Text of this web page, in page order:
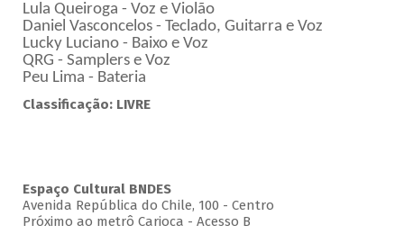
Lula Queiroga - Voz e Violão
Daniel Vasconcelos - Teclado, Guitarra e Voz
Lucky Luciano - Baixo e Voz
QRG - Samplers e Voz
Peu Lima - Bateria
Classificação: LIVRE
Espaço Cultural BNDES
Avenida República do Chile, 100 - Centro
Próximo ao metrô Carioca - Acesso B